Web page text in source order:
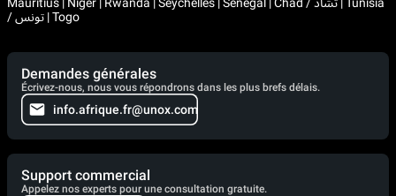
/ تونس | Togo
Demandes générales
Écrivez-nous, nous vous répondrons dans les plus brefs délais.
info.afrique.fr@unox.com
Support commercial
Appelez nos experts pour une consultation gratuite.